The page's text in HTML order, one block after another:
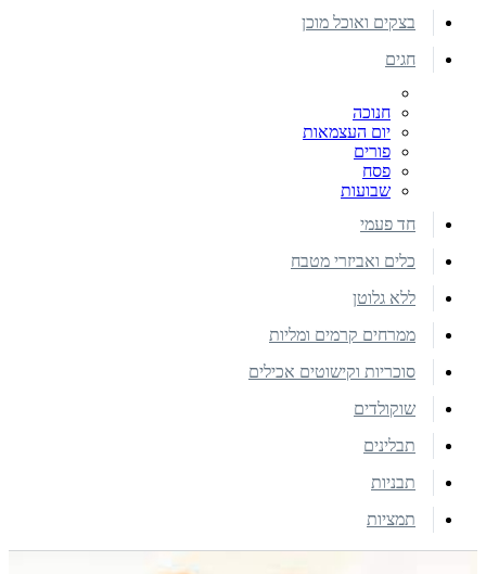
בצקים ואוכל מוכן
חגים
חנוכה
יום העצמאות
פורים
פסח
שבועות
חד פעמי
כלים ואביזרי מטבח
ללא גלוטן
ממרחים קרמים ומליות
סוכריות וקישוטים אכילים
שוקולדים
תבלינים
תבניות
תמציות